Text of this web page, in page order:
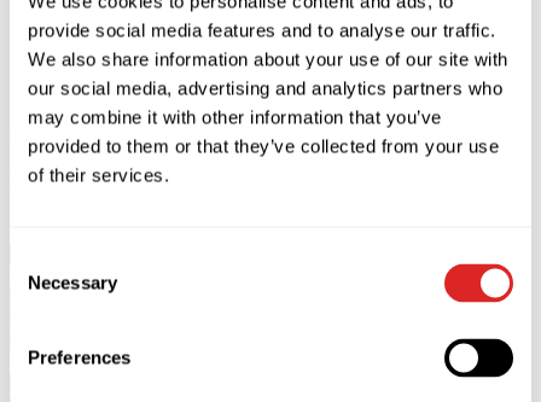
provide social media features and to analyse our traffic.
We also share information about your use of our site with
our social media, advertising and analytics partners who
may combine it with other information that you’ve
provided to them or that they’ve collected from your use
of their services.
Selection
Necessary
Preferences
Osta Sulge
Kirjeldus